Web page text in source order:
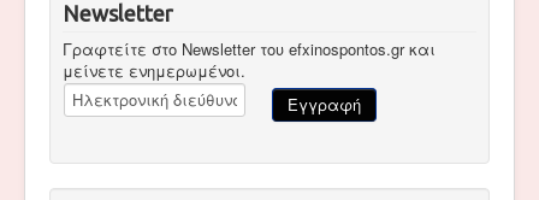
Newsletter
Γραφτείτε στο Newsletter του efxinospontos.gr και
μείνετε ενημερωμένοι.